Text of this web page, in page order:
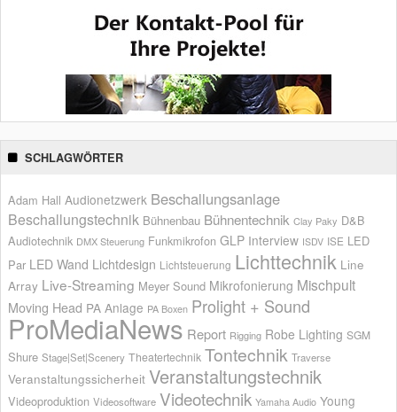
SCHLAGWÖRTER
Adam Hall Audionetzwerk Beschallungsanlage
Beschallungstechnik Bühnenbau Bühnentechnik Clay Paky D&B
Audiotechnik DMX Steuerung Funkmikrofon GLP Interview ISDV ISE LED
Par LED Wand Lichtdesign Lichtsteuerung Lichttechnik Line
Array Live-Streaming Meyer Sound Mikrofonierung Mischpult
Moving Head PA Anlage PA Boxen Prolight + Sound
ProMediaNews Report Rigging Robe Lighting SGM
Shure Stage|Set|Scenery Theatertechnik Tontechnik Traverse
Veranstaltungssicherheit Veranstaltungstechnik
Videoproduktion Videosoftware Videotechnik Yamaha Audio Young